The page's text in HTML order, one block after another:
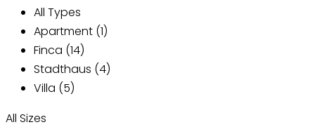
All Types
Apartment (1)
Finca (14)
Stadthaus (4)
Villa (5)
All Sizes